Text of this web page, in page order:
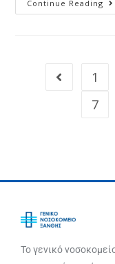
Continue Reading
1
7
Το γενικό